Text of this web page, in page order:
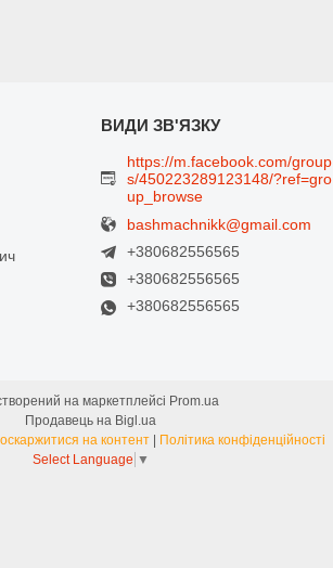
https://m.facebook.com/group
s/450223289123148/?ref=gro
up_browse
bashmachnikk@gmail.com
+380682556565
+380682556565
+380682556565
на маркетплейсі Prom.ua
Продавець на Bigl.ua
на контент | Політика конфіденційності
Select Language ▼